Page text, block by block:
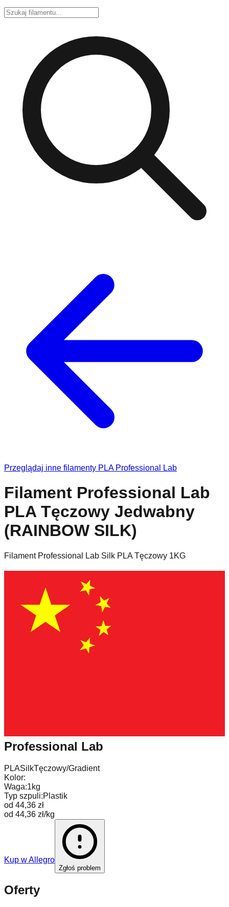
Przeglądaj inne filamenty PLA Professional Lab
Filament Professional Lab
PLA Tęczowy Jedwabny
(RAINBOW SILK)
Filament Professional Lab Silk PLA Tęczowy 1KG
Professional Lab
PLASilkTęczowy/Gradient
Kolor:
Waga:1kg
Typ szpuli:Plastik
od 44,36 zł
od 44,36 zł/kg
Kup wAllegro
Zgłoś problem
Oferty